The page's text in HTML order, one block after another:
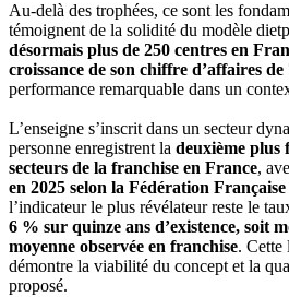
Au-delà des trophées, ce sont les
témoignent de la solidité du modèle
désormais plus de 250 centres en
croissance de son chiffre d’affaires
performance remarquable dans un
L’enseigne s’inscrit dans un secteur
personne enregistrent la deuxième plus
secteurs de la franchise en France,
en 2025 selon la Fédération
l’indicateur le plus révélateur reste le
6 % sur quinze ans d’existence, soit
moyenne observée en franchise. Cette
démontre la viabilité du concept et la
proposé.